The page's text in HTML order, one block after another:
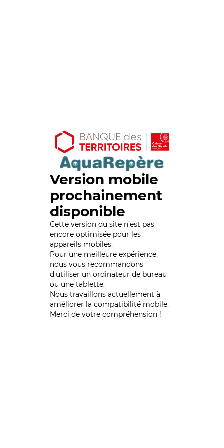
Version mobile
prochainement
disponible
Cette version du site n’est pas
encore optimisée pour les
appareils mobiles.
Pour une meilleure expérience,
nous vous recommandons
d'utiliser un ordinateur de bureau
ou une tablette.
Nous travaillons actuellement à
améliorer la compatibilité mobile.
Merci de votre compréhension !